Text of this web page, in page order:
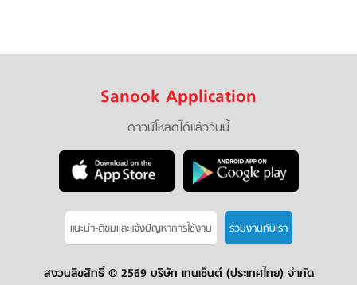
Sanook Application
ดาวน์โหลดได้แล้ววันนี้
แนะนำ-ติชมเเละแจ้งปัญหาการใช้งาน ร่วมงานกับเรา
สงวนลิขสิทธิ์ © 2569 บริษัท เทนเซ็นต์ (ประเทศไทย) จำกัด